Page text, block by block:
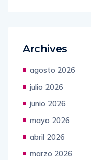
Archives
agosto 2026
julio 2026
junio 2026
mayo 2026
abril 2026
marzo 2026